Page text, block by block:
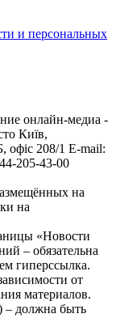
и персональных
онлайн-медиа -
Київ,
208/1 E-mail:
205-43-00
на
на
«Новости
– обязательна
гиперссылка.
от
материалов.
– должна быть